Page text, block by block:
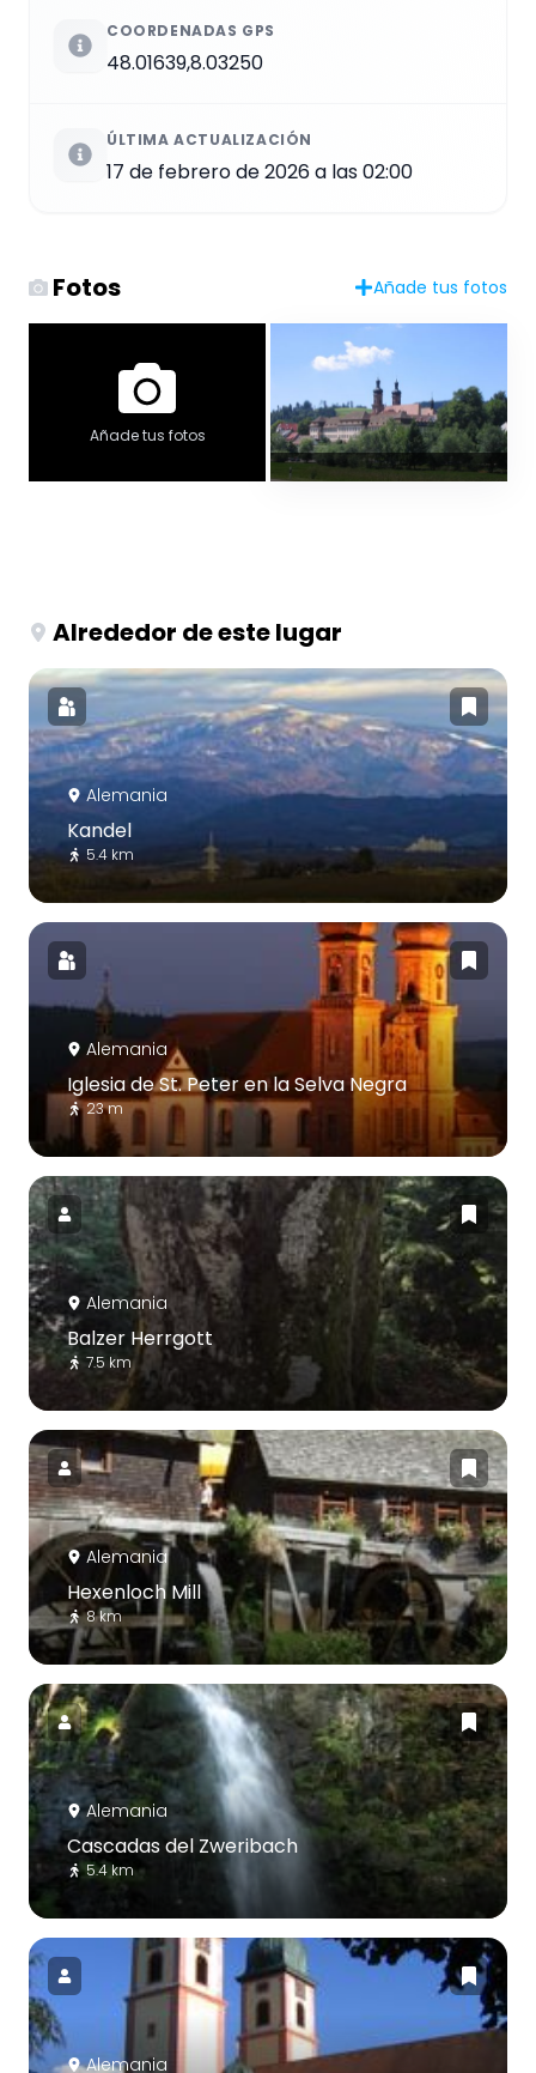
COORDENADAS GPS
48.01639,8.03250
ÚLTIMA ACTUALIZACIÓN
17 de febrero de 2026 a las 02:00
Fotos Añade tus fotos
Añade tus fotos
Alrededor de este lugar
Alemania
Kandel
5.4 km
Alemania
Iglesia de St. Peter en la Selva Negra
23 m
Alemania
Balzer Herrgott
7.5 km
Alemania
Hexenloch Mill
8 km
Alemania
Cascadas del Zweribach
5.4 km
Alemania